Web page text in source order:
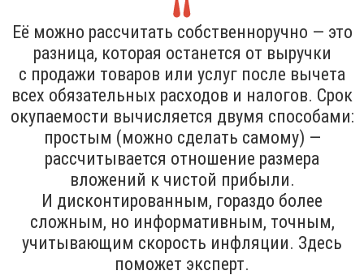
Её можно рассчитать собственноручно — это
разница, которая останется от выручки
с продажи товаров или услуг после вычета
всех обязательных расходов и налогов. Срок
окупаемости вычисляется двумя способами:
простым (можно сделать самому) —
рассчитывается отношение размера
вложений к чистой прибыли.
И дисконтированным, гораздо более
сложным, но информативным, точным,
учитывающим скорость инфляции. Здесь
поможет эксперт.